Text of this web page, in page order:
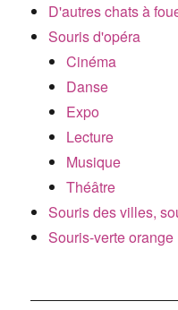
D'autres chats à
Souris d'opéra
Cinéma
Danse
Expo
Lecture
Musique
Théâtre
Souris des villes,
Souris-verte orange